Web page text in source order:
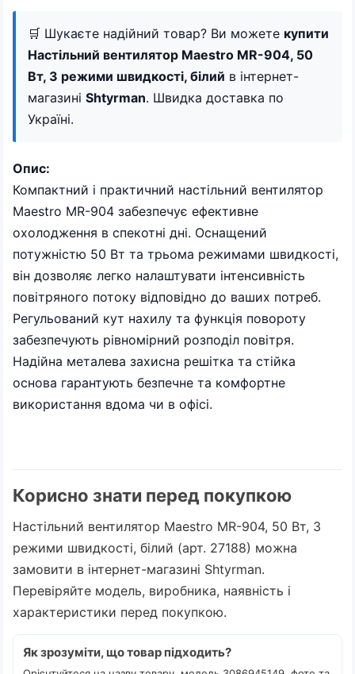
🛒 Шукаєте надійний товар? Ви можете купити
Настільний вентилятор Maestro MR-904, 50
Вт, 3 режими швидкості, білий в інтернет-
магазині Shtyrman. Швидка доставка по
Україні.
Опис:
Компактний і практичний настільний вентилятор
Maestro MR-904 забезпечує ефективне
охолодження в спекотні дні. Оснащений
потужністю 50 Вт та трьома режимами швидкості,
він дозволяє легко налаштувати інтенсивність
повітряного потоку відповідно до ваших потреб.
Регульований кут нахилу та функція повороту
забезпечують рівномірний розподіл повітря.
Надійна металева захисна решітка та стійка
основа гарантують безпечне та комфортне
використання вдома чи в офісі.
Корисно знати перед покупкою
Настільний вентилятор Maestro MR-904, 50 Вт, 3
режими швидкості, білий (арт. 27188) можна
замовити в інтернет-магазині Shtyrman.
Перевіряйте модель, виробника, наявність і
характеристики перед покупкою.
Як зрозуміти, що товар підходить?